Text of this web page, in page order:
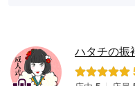
ハタチの振